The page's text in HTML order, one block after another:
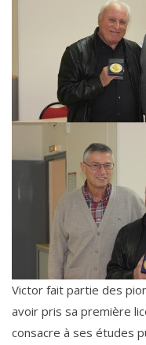
Victor fait partie des
avoir pris sa première
consacre à ses études